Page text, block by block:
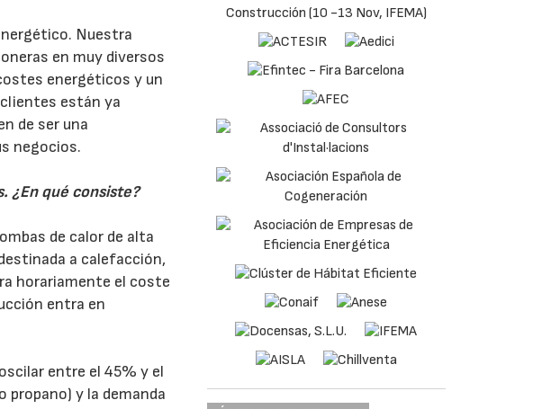
Nuestra
en muy diversos
energéticos y un
están ya
de ser una
negocios.
¿En qué consiste?
de calor de alta
a calefacción,
horariamente el coste
entra en
entre el 45% y el
y la demanda